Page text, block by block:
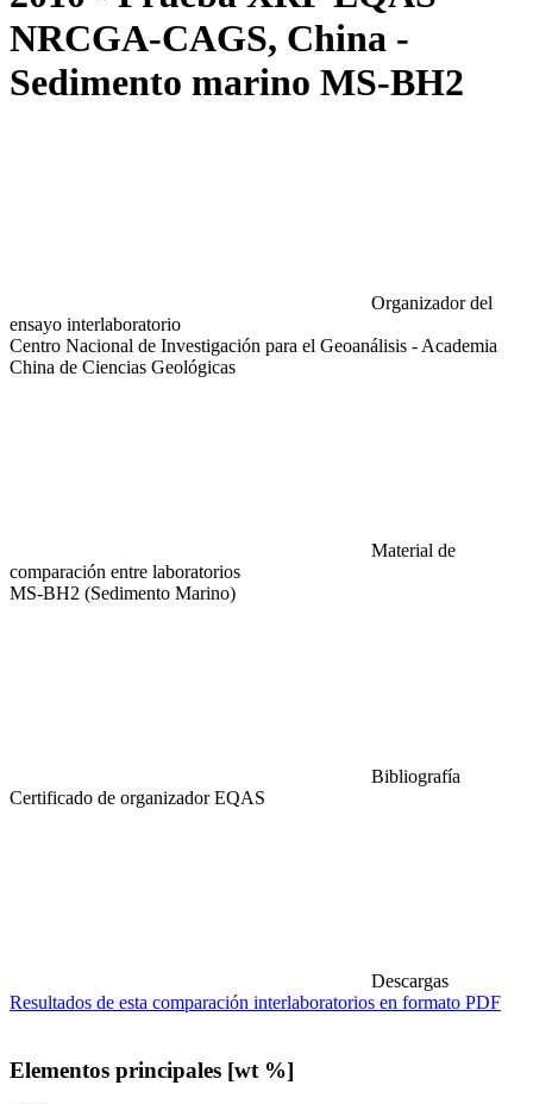
NRCGA-CAGS, China -
Sedimento marino MS-BH2
Organizador del
ensayo interlaboratorio
Centro Nacional de Investigación para el Geoanálisis - Academia
China de Ciencias Geológicas
Material de
comparación entre laboratorios
MS-BH2 (Sedimento Marino)
Bibliografía
Certificado de organizador EQAS
Descargas
Resultados de esta comparación interlaboratorios en formato PDF
Elementos principales [wt %]